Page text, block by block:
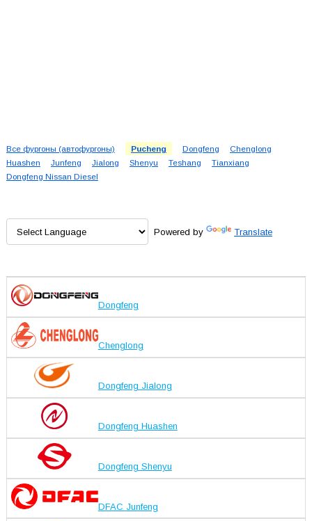
Все фургоны (автофургоны) Pucheng Dongfeng
Chenglong
Huashen
Junfeng Jialong Shenyu Teshang
Tianxiang
Dongfeng Nissan Diesel
Powered by Translate
Dongfeng
Chenglong
Dongfeng Jialong
Dongfeng Huashen
Dongfeng Shenyu
DFAC Junfeng